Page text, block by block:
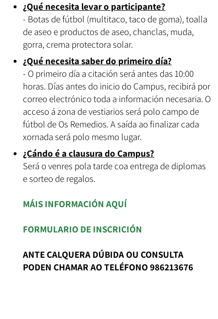
¿Qué necesita levar o participante?
- Botas de fútbol (multitaco, taco de goma), toalla
de aseo e productos de aseo, chanclas, muda,
gorra, crema protectora solar.
¿Qué necesita saber do primeiro día?
- O primeiro día a citación será antes das 10:00
horas. Días antes do inicio do Campus, recibirá por
correo electrónico toda a información necesaria. O
acceso á zona de vestiarios será polo campo de
fútbol de Os Remedios. A saída ao finalizar cada
xornada será polo mesmo lugar.
¿Cándo é a clausura do Campus?
Será o venres pola tarde coa entrega de diplomas
e sorteo de regalos.
MÁIS INFORMACIÓN AQUÍ
FORMULARIO DE INSCRICIÓN
ANTE CALQUERA DÚBIDA OU CONSULTA
PODEN CHAMAR AO TELÉFONO 986213676